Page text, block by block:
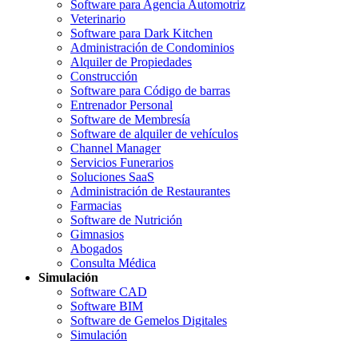
Software para Agencia Automotriz
Veterinario
Software para Dark Kitchen
Administración de Condominios
Alquiler de Propiedades
Construcción
Software para Código de barras
Entrenador Personal
Software de Membresía
Software de alquiler de vehículos
Channel Manager
Servicios Funerarios
Soluciones SaaS
Administración de Restaurantes
Farmacias
Software de Nutrición
Gimnasios
Abogados
Consulta Médica
Simulación
Software CAD
Software BIM
Software de Gemelos Digitales
Simulación